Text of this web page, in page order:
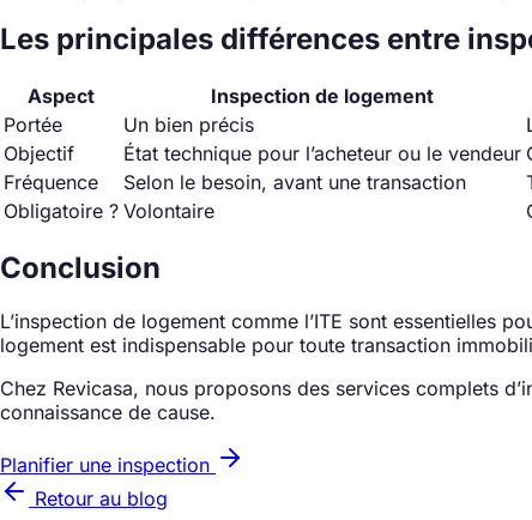
Les principales différences entre
Aspect Inspection de logement
Portée
Un bien précis
Objectif
État technique pour l’acheteur ou le vendeur
Fréquence
Selon le besoin, avant une transaction
Obligatoire ? Volontaire
Conclusion
L’inspection de logement comme l’ITE sont essentielles
logement est indispensable pour toute transaction
Chez Revicasa, nous proposons des services complets
connaissance de cause.
Planifier une inspection
Retour au blog